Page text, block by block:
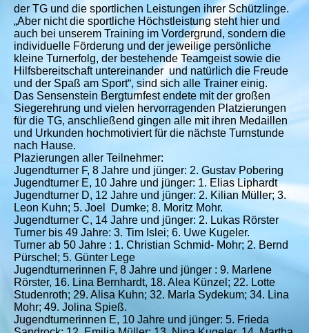
der TG und die sportlichen Leistungen ihrer Schützlinge.
„Aber nicht die sportliche Höchstleistung steht hier und
auch bei unserem Training im Vordergrund, sondern die
individuelle Förderung und der jeweilige persönliche
kleine Turnerfolg, der bestehende Teamgeist sowie die
Hilfsbereitschaft untereinander und natürlich die Freude
und der Spaß am Sport“, sind sich alle Trainer einig.
Das Sensenstein Bergturnfest endete mit der großen
Siegerehrung und vielen hervorragenden Platzierungen
für die TG, anschließend gingen alle mit ihren Medaillen
und Urkunden hochmotiviert für die nächste Turnstunde
nach Hause.
Plazierungen aller Teilnehmer:
Jugendturner F, 8 Jahre und jünger: 2. Gustav Pobering
Jugendturner E, 10 Jahre und jünger: 1. Elias Liphardt
Jugendturner D, 12 Jahre und jünger: 2. Kilian Müller; 3.
Leon Kuhn; 5. Joel Dumke; 8. Moritz Mohr.
Jugendturner C, 14 Jahre und jünger: 2. Lukas Rörster
Turner bis 49 Jahre: 3. Tim Islei; 6. Uwe Kugeler.
Turner ab 50 Jahre : 1. Christian Schmid- Mohr; 2. Bernd
Pürschel; 5. Günter Lege
Jugendturnerinnen F, 8 Jahre und jünger : 9. Marlene
Rörster, 16. Lina Bernhardt, 18. Alea Künzel; 22. Lotte
Studenroth; 29. Alisa Kuhn; 32. Marla Sydekum; 34. Lina
Mohr; 49. Jolina Spieß.
Jugendturnerinnen E, 10 Jahre und jünger: 5. Frieda